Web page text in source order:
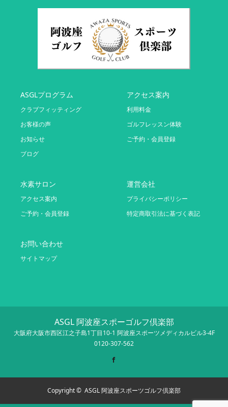
ASGLプログラム
クラブフィッティング
お客様の声
お知らせ
ブログ
アクセス案内
利用料金
ゴルフレッスン体験
ご予約・会員登録
水素サロン
アクセス案内
ご予約・会員登録
運営会社
プライバシーポリシー
特定商取引法に基づく表記
お問い合わせ
サイトマップ
ASGL 阿波座スポーゴルフ倶楽部
大阪府大阪市西区江之子島1丁目10-1 阿波座スポーツメディカルビル3-4F
0120-307-562
Copyright © ASGL 阿波座スポーツゴルフ倶楽部